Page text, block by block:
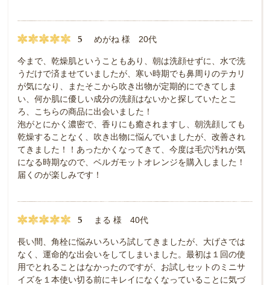
5 めがね 様 20代
今まで、乾燥肌ということもあり、朝は洗顔せずに、水で洗
うだけで済ませていましたが、寒い時期でも鼻周りのテカリ
が気になり、またそこから吹き出物が定期的にできてしま
い、何か肌に優しい成分の洗顔はないかと探していたとこ
ろ、こちらの商品に出会いました！
泡がとにかく濃密で、香りにも癒されますし、朝洗顔しても
乾燥することなく、吹き出物に悩んでいましたが、改善され
てきました！！あったかくなってきて、今度は毛穴汚れが気
になる時期なので、ベルガモットオレンジを購入しました！
届くのが楽しみです！
5 まる 様 40代
長い間、角栓に悩みいろいろ試してきましたが、大げさでは
なく、運命的な出会いをしてしまいました。最初は１回の使
用でとれることはなかったのですが、お試しセットのミニサ
イズを１本使い切る前にキレイになくなっていることに気づ